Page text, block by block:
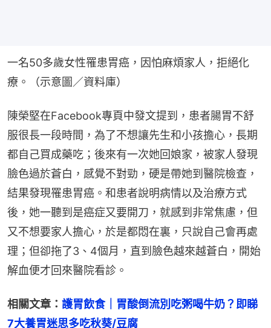
一名50多歲女性罹患胃癌，因怕麻煩家人，拒絕化
療。（示意圖／資料庫）
陳榮堅在Facebook專頁中發文提到，患者腸胃不舒
服很長一段時間，為了不想讓先生和小孩擔心，長期
都自己買成藥吃；後來有一次她回娘家，被家人發現
臉色過於蒼白，感覺不對勁，硬是帶她到醫院檢查，
結果發現罹患胃癌。和患者說明病情以及治療方式
後，她一聽到是癌症又要開刀，就感到非常焦慮，但
又不想要家人擔心，於是都悶在裏，只說自己會再處
理；但卻拖了3、4個月，直到臉色越來越蒼白，開始
解血便才回來醫院看診。
相關文章： 護胃飲食｜胃酸倒流別吃粥喝牛奶？即睇
7大養胃迷思多吃秋葵/豆腐